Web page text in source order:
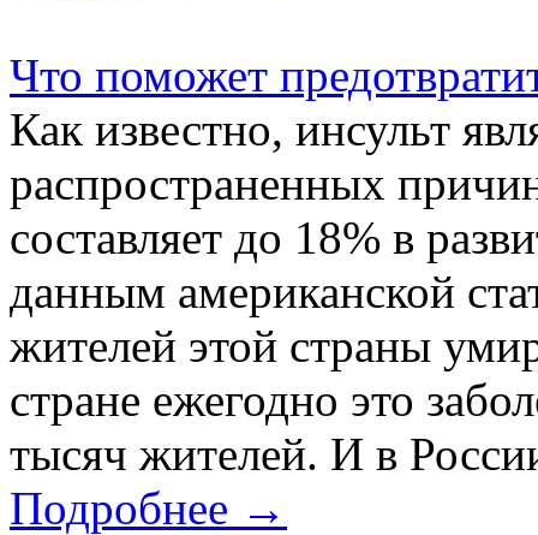
Что поможет
Как известно, инсульт
распространенных
составляет до 18% в
данным американской
жителей этой страны
стране ежегодно это
тысяч жителей. И в
Подробнее →